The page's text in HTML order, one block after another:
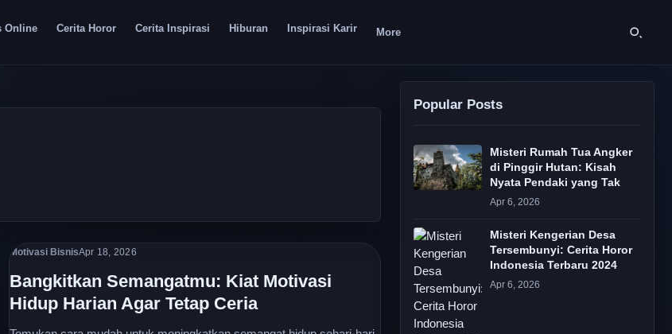
Online Cerita Horor Cerita Inspirasi Hiburan Inspirasi Karir More
Motivasi BisnisApr 18, 2026
Bangkitkan Semangatmu: Kiat Motivasi
Hidup Harian Agar Tetap Ceria
Popular Posts
Misteri Rumah Tua Angker
di Pinggir Hutan: Kisah
Nyata Pendaki yang Tak
Apr 6, 2026
Misteri Kengerian Desa
Tersembunyi: Cerita Horor
Indonesia Terbaru 2024
Apr 6, 2026